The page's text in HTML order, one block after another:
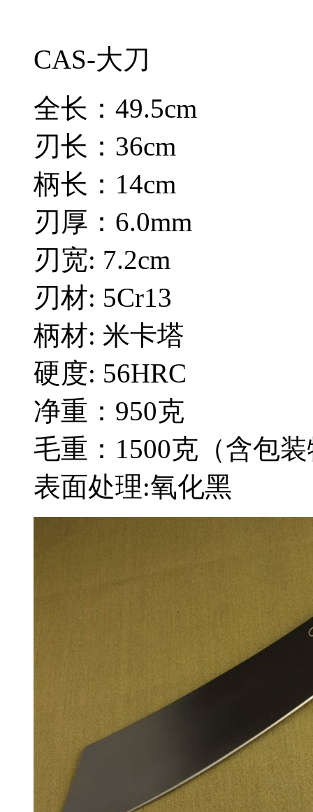
CAS-大刀
全长：49.5cm
刃长：36cm
柄长：14cm
刃厚：6.0mm
刃宽: 7.2cm
刃材: 5Cr13
柄材: 米卡塔
硬度: 56HRC
净重：950克
毛重：1500克（含包
表面处理:氧化黑